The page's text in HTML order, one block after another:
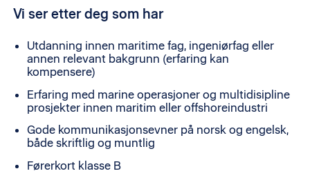
Vi ser etter deg som har
Utdanning innen maritime fag, ingeniørfag eller
annen relevant bakgrunn (erfaring kan
kompensere)
Erfaring med marine operasjoner og multidisipline
prosjekter innen maritim eller offshoreindustri
Gode kommunikasjonsevner på norsk og engelsk,
både skriftlig og muntlig
Førerkort klasse B